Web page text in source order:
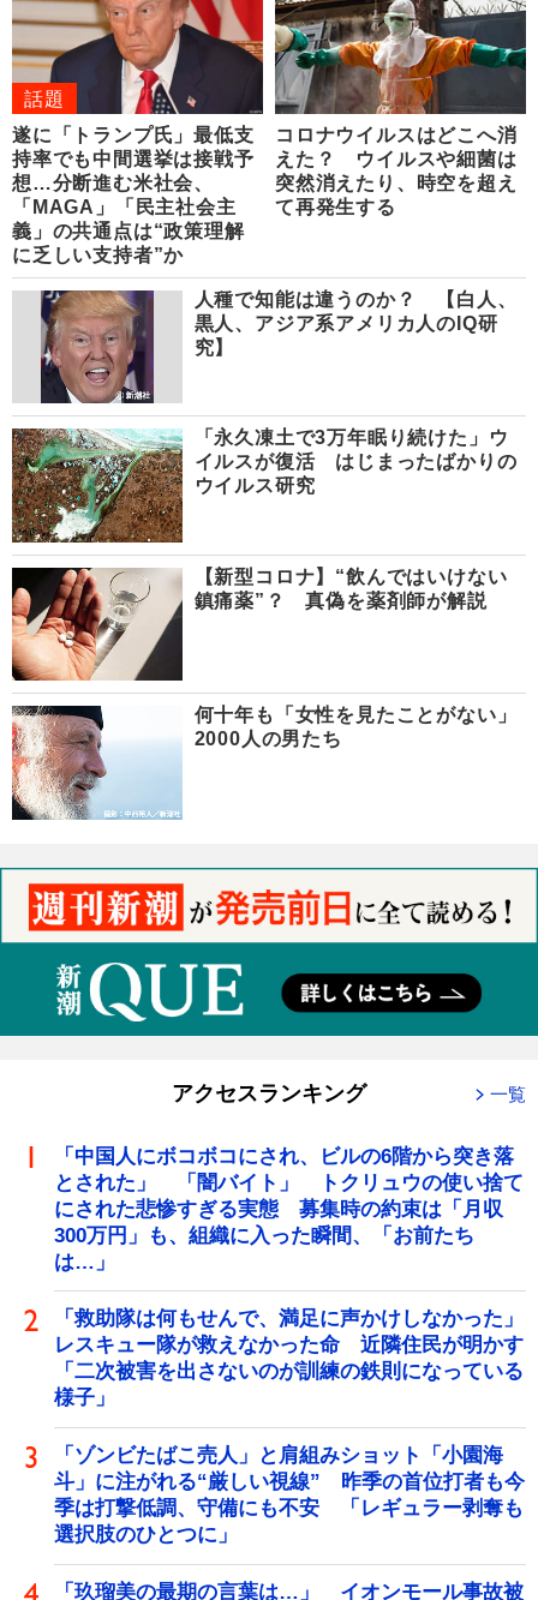
話題
遂に「トランプ氏」最低支
持率でも中間選挙は接戦予
想…分断進む米社会、
「MAGA」「民主社会主
義」の共通点は“政策理解
に乏しい支持者”か
コロナウイルスはどこへ消
えた？ ウイルスや細菌は
突然消えたり、時空を超え
て再発生する
人種で知能は違うのか？ 【白人、
黒人、アジア系アメリカ人のIQ研
究】
「永久凍土で3万年眠り続けた」ウ
イルスが復活 はじまったばかりの
ウイルス研究
【新型コロナ】“飲んではいけない
鎮痛薬”？ 真偽を薬剤師が解説
何十年も「女性を見たことがない」
2000人の男たち
アクセスランキング 一覧
「中国人にボコボコにされ、ビルの6階から突き落
とされた」 「闇バイト」 トクリュウの使い捨て
にされた悲惨すぎる実態 募集時の約束は「月収
300万円」も、組織に入った瞬間、「お前たち
は…」
「救助隊は何もせんで、満足に声かけしなかった」
レスキュー隊が救えなかった命 近隣住民が明かす
「二次被害を出さないのが訓練の鉄則になっている
様子」
「ゾンビたばこ売人」と肩組みショット「小園海
斗」に注がれる“厳しい視線” 昨季の首位打者も今
季は打撃低調、守備にも不安 「レギュラー剥奪も
選択肢のひとつに」
「玖瑠美の最期の言葉は…」 イオンモール事故被